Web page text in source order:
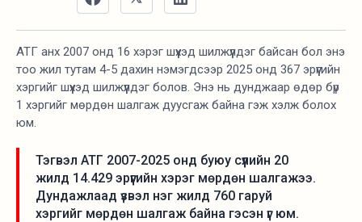
АТГ анх 2007 онд 16 хэрэг шүүхэд шилжүүлдэг байсан бол энэ
тоо жил тутам 4-5 дахин нэмэгдсээр 2025 онд 367 эрүүгийн
хэргийг шүүхэд шилжүүлдэг болов. Энэ нь дунджаар өдөр бүр
1 хэргийг мөрдөн шалгаж дуусгаж байна гэж хэлж болох
юм.
Тэгвэл АТГ 2007-2025 онд буюу сүүлийн 20
жилд 14.429 эрүүгийн хэрэг мөрдөн шалгажээ.
Дундажлаад үзвэл нэг жилд 760 гаруй
хэргийг мөрдөн шалгаж байна гэсэн үг юм.